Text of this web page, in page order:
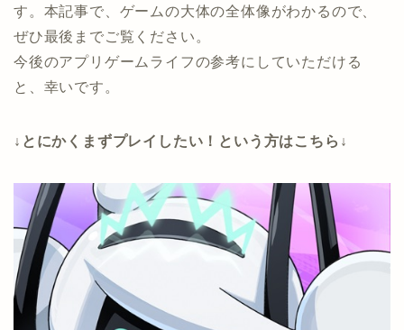
す。本記事で、ゲームの大体の全体像がわかるので、
ぜひ最後までご覧ください。
今後のアプリゲームライフの参考にしていただける
と、幸いです。
↓とにかくまずプレイしたい！という方はこちら↓